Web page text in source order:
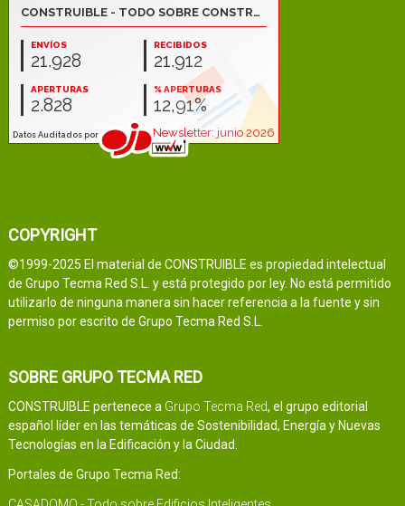
COPYRIGHT
©1999-2025 El material de CONSTRUIBLE es propiedad intelectual
de Grupo Tecma Red S.L. y está protegido por ley. No está permitido
utilizarlo de ninguna manera sin hacer referencia a la fuente y sin
permiso por escrito de Grupo Tecma Red S.L.
SOBRE GRUPO TECMA RED
CONSTRUIBLE pertenece a Grupo Tecma Red, el grupo editorial
español líder en las temáticas de Sostenibilidad, Energía y Nuevas
Tecnologías en la Edificación y la Ciudad.
Portales de Grupo Tecma Red: